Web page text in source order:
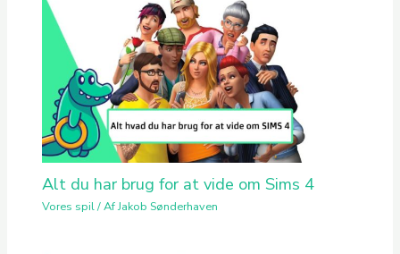
Alt du har brug for at vide om Sims 4
Vores spil/ AfJakob Sønderhaven